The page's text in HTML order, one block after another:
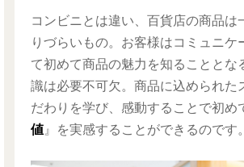
コンビニとは違い、百貨店の商品は
りづらいもの。お客様はコミュニケ
て初めて商品の魅力を知ることとな
識は必要不可欠。商品に込められた
だわりを学び、感動することで初め
値 』を実感することができるのです。